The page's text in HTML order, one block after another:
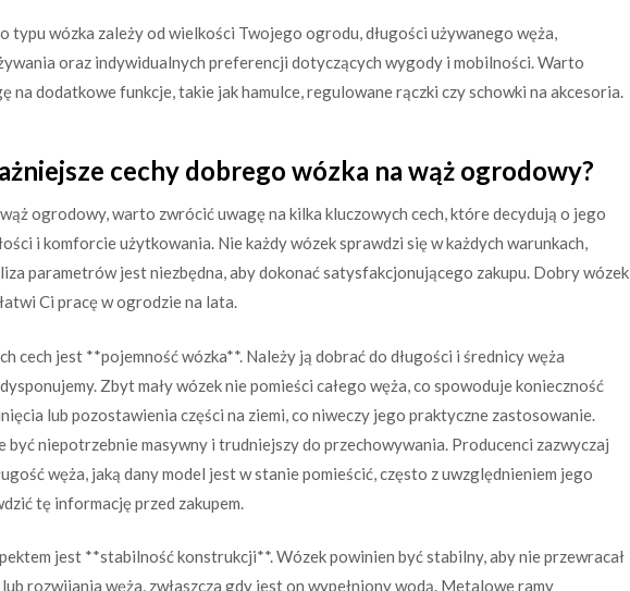
typu wózka zależy od wielkości Twojego ogrodu, długości używanego węża,
oraz indywidualnych preferencji dotyczących wygody i mobilności. Warto
na dodatkowe funkcje, takie jak hamulce, regulowane rączki czy schowki na akcesoria.
cechy dobrego wózka na wąż ogrodowy?
ogrodowy, warto zwrócić uwagę na kilka kluczowych cech, które decydują o jego
i komforcie użytkowania. Nie każdy wózek sprawdzi się w każdych warunkach,
parametrów jest niezbędna, aby dokonać satysfakcjonującego zakupu. Dobry wózek
Ci pracę w ogrodzie na lata.
cech jest **pojemność wózka**. Należy ją dobrać do długości i średnicy węża
Zbyt mały wózek nie pomieści całego węża, co spowoduje konieczność
lub pozostawienia części na ziemi, co niweczy jego praktyczne zastosowanie.
być niepotrzebnie masywny i trudniejszy do przechowywania. Producenci zazwyczaj
węża, jaką dany model jest w stanie pomieścić, często z uwzględnieniem jego
tę informację przed zakupem.
jest **stabilność konstrukcji**. Wózek powinien być stabilny, aby nie przewracał
rozwijania węża, zwłaszcza gdy jest on wypełniony wodą. Metalowe ramy